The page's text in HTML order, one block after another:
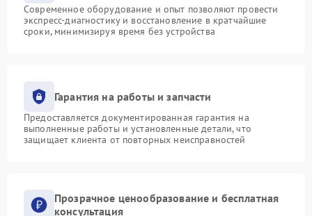
Современное оборудование и опыт позволяют провести
экспресс-диагностику и восстановление в кратчайшие
сроки, минимизируя время без устройства
Гарантия на работы и запчасти
Предоставляется документированная гарантия на
выполненные работы и установленные детали, что
защищает клиента от повторных неисправностей
Прозрачное ценообразование и бесплатная
консультация